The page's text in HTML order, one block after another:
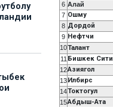
6 Алай
7 Ошму
8 Дордой
9 Нефтчи
10Талант
11 Бишкек Сити
12Азиягол
13 Илбирс
14Токтогул
15Абдыш-Ата